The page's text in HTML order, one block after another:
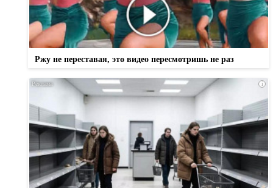
Ржу не переставая, это видео пересмотришь не раз
i